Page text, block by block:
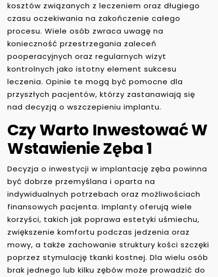
kosztów związanych z leczeniem oraz długiego
czasu oczekiwania na zakończenie całego
procesu. Wiele osób zwraca uwagę na
konieczność przestrzegania zaleceń
pooperacyjnych oraz regularnych wizyt
kontrolnych jako istotny element sukcesu
leczenia. Opinie te mogą być pomocne dla
przyszłych pacjentów, którzy zastanawiają się
nad decyzją o wszczepieniu implantu.
Czy Warto Inwestować W
Wstawienie Zęba 1
Decyzja o inwestycji w implantację zęba powinna
być dobrze przemyślana i oparta na
indywidualnych potrzebach oraz możliwościach
finansowych pacjenta. Implanty oferują wiele
korzyści, takich jak poprawa estetyki uśmiechu,
zwiększenie komfortu podczas jedzenia oraz
mowy, a także zachowanie struktury kości szczęki
poprzez stymulację tkanki kostnej. Dla wielu osób
brak jednego lub kilku zębów może prowadzić do